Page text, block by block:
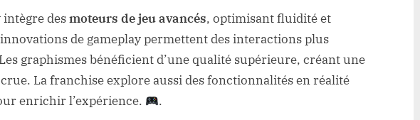
intègre desmoteurs de jeu avancés, optimisant fluidité et
de gameplay permettent des interactions plus
graphismes bénéficient d’une qualité supérieure, créant une
La franchise explore aussi des fonctionnalités en réalité
enrichir l’expérience.
.